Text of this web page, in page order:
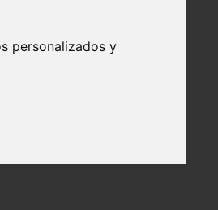
personalizados y